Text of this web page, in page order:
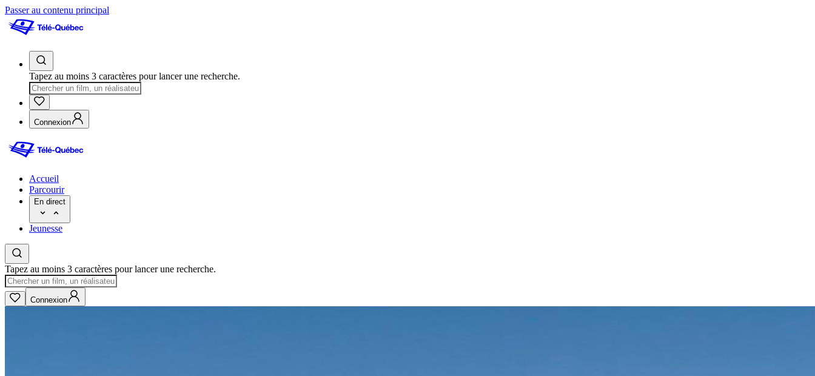
Passer au contenu principal
Tapez au moins 3 caractères pour lancer une recherche.
Connexion
Accueil
Parcourir
En direct
Jeunesse
Tapez au moins 3 caractères pour lancer une recherche.
Connexion